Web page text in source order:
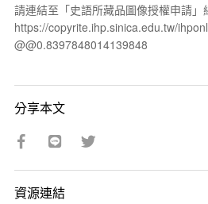
請連結至「史語所藏品圖像授權申請」
https://copyrite.ihp.sinica.edu.tw/
@@0.8397848014139848
分享本文
資源連結